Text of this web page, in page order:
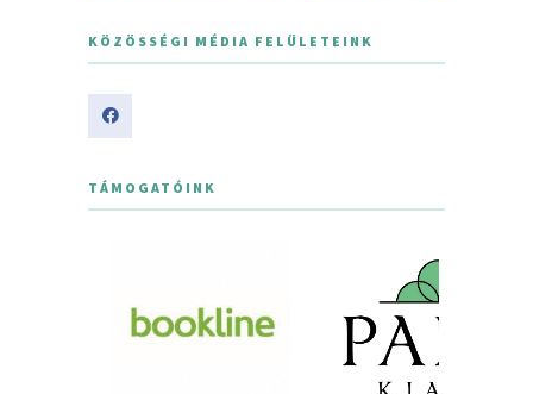
KÖZÖSSÉGI MÉDIA FELÜLETEINK
TÁMOGATÓINK